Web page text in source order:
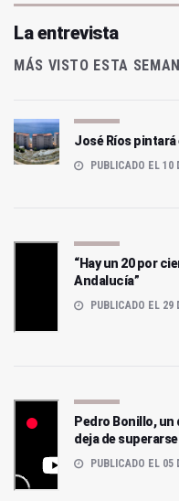
La entrevista
MÁS VISTO ESTA
José Ríos pintará
PUBLICADO EL 10
“Hay un 20 por
Andalucía”
PUBLICADO EL 29
Pedro Bonillo,
deja de superarse
PUBLICADO EL 05